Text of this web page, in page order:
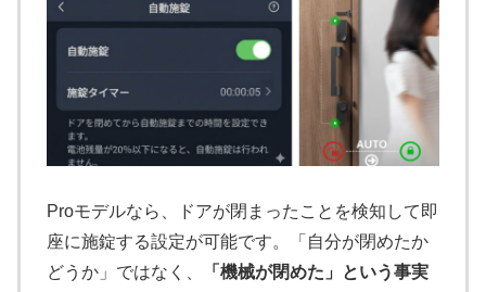
Proモデルなら、ドアが閉まったことを検知して即
座に施錠する設定が可能です。「自分が閉めたか
どうか」ではなく、
「機械が閉めた」という事実